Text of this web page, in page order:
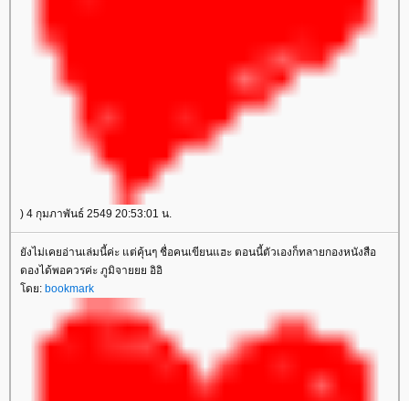
) 4 กุมภาพันธ์ 2549 20:53:01 น.
ังไม่เคยอ่านเล่มนี้ค่ะ แต่คุ้นๆ ชื่อคนเขียนแฮะ ตอนนี้ตัวเองก็ทลายกองหนังสือ
ดองได้พอควรค่ะ ภูมิจายยย อิอิ
ดย: bookmark